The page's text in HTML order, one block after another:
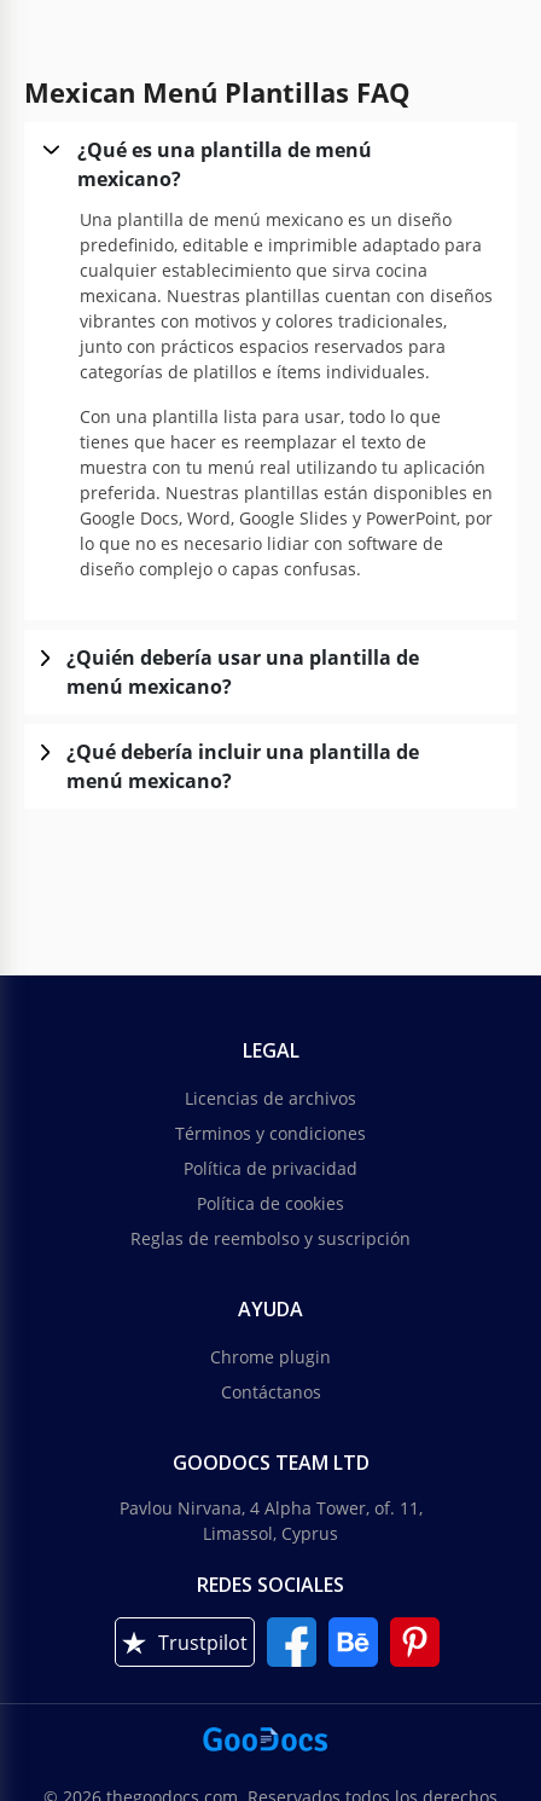
mexicano naranja es un diseño vibrante y
y mejorará su experiencia gastronómica.
Mexican Menú Plantillas FAQ
¿Qué es una plantilla de menú
mexicano?
Una plantilla de menú mexicano es un diseño
predefinido, editable e imprimible adaptado para
cualquier establecimiento que sirva cocina
mexicana. Nuestras plantillas cuentan con diseños
vibrantes con motivos y colores tradicionales,
junto con prácticos espacios reservados para
categorías de platillos e ítems individuales.
Con una plantilla lista para usar, todo lo que
tienes que hacer es reemplazar el texto de
muestra con tu menú real utilizando tu aplicación
preferida. Nuestras plantillas están disponibles en
Google Docs, Word, Google Slides y PowerPoint, por
lo que no es necesario lidiar con software de
diseño complejo o capas confusas.
¿Quién debería usar una plantilla de
menú mexicano?
¿Qué debería incluir una plantilla de
menú mexicano?
LEGAL
Licencias de archivos
Términos y condiciones
Política de privacidad
Política de cookies
Reglas de reembolso y suscripción
AYUDA
Chrome plugin
Contáctanos
GOODOCS TEAM LTD
Pavlou Nirvana, 4 Alpha Tower, of. 11,
Limassol, Cyprus
REDES SOCIALES
Trustpilot